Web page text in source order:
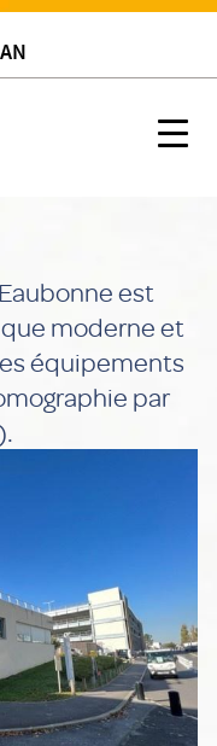
est
moderne et
équipements
par